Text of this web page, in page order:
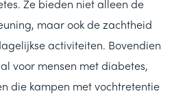
Ze bieden niet alleen de
maar ook de zachtheid
activiteiten. Bovendien
voor mensen met diabetes,
die kampen met vochtretentie